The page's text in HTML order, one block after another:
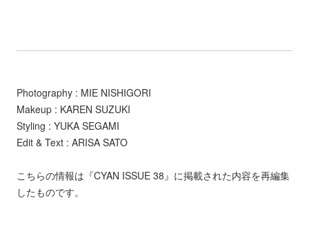
Photography : MIE NISHIGORI
Makeup : KAREN SUZUKI
Styling : YUKA SEGAMI
Edit & Text : ARISA SATO
こちらの情報は『CYAN ISSUE 38』に掲載された内容を再編集
したものです。